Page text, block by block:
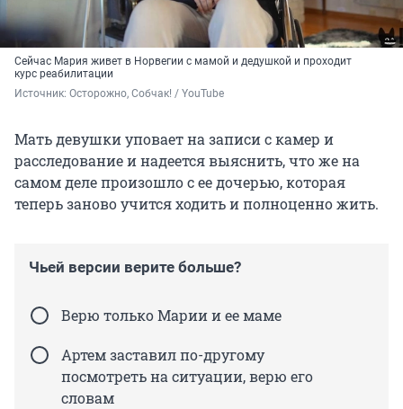
Сейчас Мария живет в Норвегии с мамой и дедушкой и проходит
курс реабилитации
Источник: Осторожно, Собчак! / YouTube
Мать девушки уповает на записи с камер и
расследование и надеется выяснить, что же на
самом деле произошло с ее дочерью, которая
теперь заново учится ходить и полноценно жить.
Чьей версии верите больше?
Верю только Марии и ее маме
Артем заставил по-другому
посмотреть на ситуации, верю его
словам